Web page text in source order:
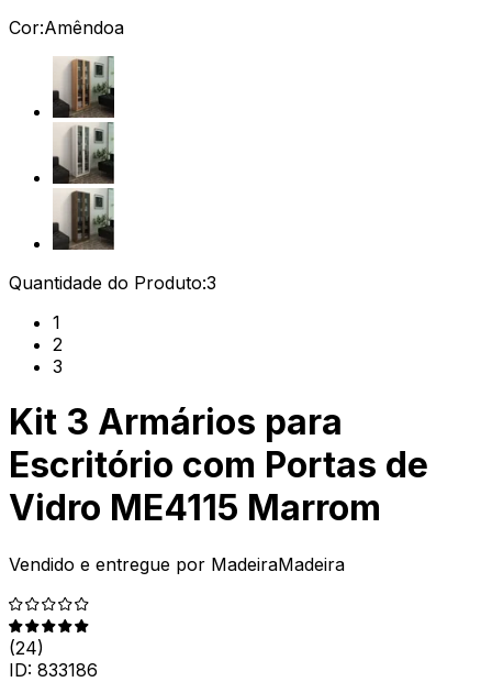
Cor:Amêndoa
Quantidade do Produto:3
1
2
3
Kit 3 Armários para
Escritório com Portas de
Vidro ME4115 Marrom
Vendido e entregue por MadeiraMadeira
(24)
ID: 833186